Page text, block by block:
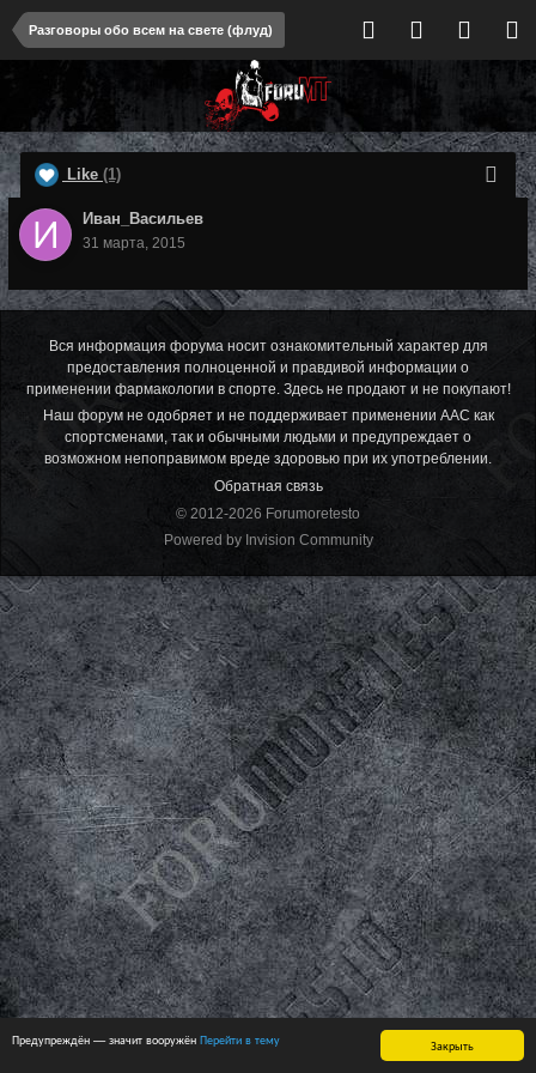
Закрыть
Предупреждён — значит вооружён Перейти в тему
Разговоры обо всем на свете (флуд)
Like (1)
Иван_Васильев
31 марта, 2015
Вся информация форума носит ознакомительный характер для
предоставления полноценной и правдивой информации о
применении фармакологии в спорте. Здесь не продают и не покупают!
Наш форум не одобряет и не поддерживает применении ААС как
спортсменами, так и обычными людьми и предупреждает о
возможном непоправимом вреде здоровью при их употреблении.
Обратная связь
© 2012-2026 Forumoretesto
Powered by Invision Community